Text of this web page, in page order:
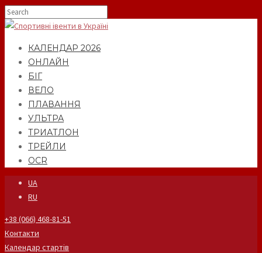
КАЛЕНДАР 2026
ОНЛАЙН
БІГ
ВЕЛО
ПЛАВАННЯ
УЛЬТРА
ТРИАТЛОН
ТРЕЙЛИ
OCR
UA
RU
+38 (066) 468-81-51
Контакти
Календар стартів